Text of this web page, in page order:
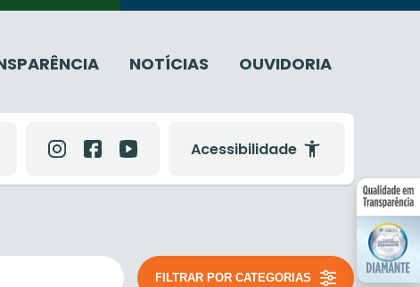
NOTÍCIAS OUVIDORIA
Acessibilidade
FILTRAR POR CATEGORIAS